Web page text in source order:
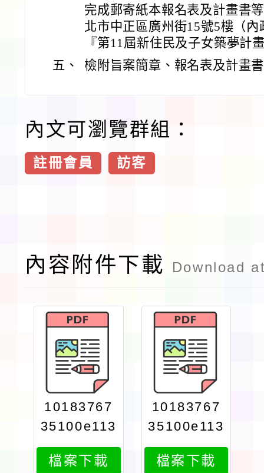
完成郵寄紙本報名表及計畫書
北市中正區廣州街15號5樓（
『第11屆新住民及子女築夢計
五、
檢附旨案簡章、報名表及計畫
內文可瀏覽群組：
註冊會員 訪客
內容附件下載 Download
10183767
35100e113
0102137at
tach1
檔案下載
10183767
35100e113
0102137at
tach2
檔案下載